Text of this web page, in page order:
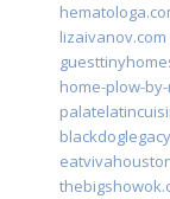
lizaivanov.com
home-plow-